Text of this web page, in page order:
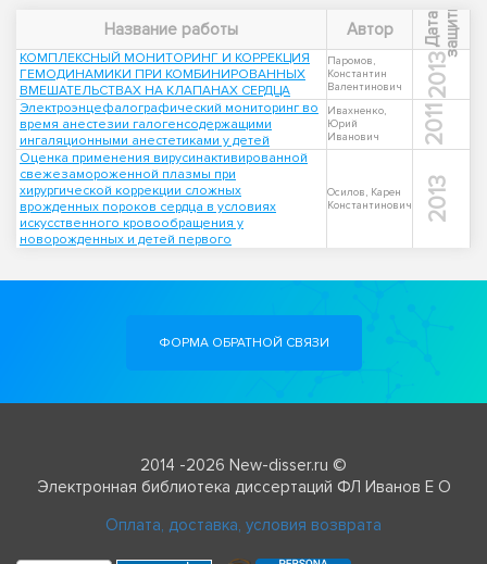
Название работы Автор Д
а
т
а
з
а
щ
и
т ы
КОМПЛЕКСНЫЙ МОНИТОРИНГ И КОРРЕКЦИЯ
ГЕМОДИНАМИКИ ПРИ КОМБИНИРОВАННЫХ
ВМЕШАТЕЛЬСТВАХ НА КЛАПАНАХ СЕРДЦА
Паромов,
Константин
Валентинович
2013
Электроэнцефалографический мониторинг во
время анестезии галогенсодержащими
ингаляционными анестетиками у детей
Ивахненко,
Юрий
Иванович
2011
Оценка применения вирусинактивированной
свежезамороженной плазмы при
хирургической коррекции сложных
врожденных пороков сердца в условиях
искусственного кровообращения у
новорожденных и детей первого
Осилов, Карен
Константинович
2013
ФОРМА ОБРАТНОЙ СВЯЗИ
2014 -2026 New-disser.ru ©
Электронная библиотека диссертаций ФЛ Иванов Е О
Оплата, доставка, условия возврата